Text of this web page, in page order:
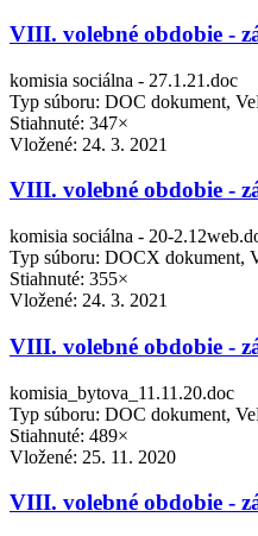
VIII. volebné obdobie -
komisia sociálna - 27.1.21.doc
Typ súboru: DOC dokument,
Stiahnuté: 347×
Vložené: 24. 3. 2021
VIII. volebné obdobie -
komisia sociálna - 20-
Typ súboru: DOCX dokument,
Stiahnuté: 355×
Vložené: 24. 3. 2021
VIII. volebné obdobie -
komisia_bytova_11.11.20.doc
Typ súboru: DOC dokument,
Stiahnuté: 489×
Vložené: 25. 11. 2020
VIII. volebné obdobie -